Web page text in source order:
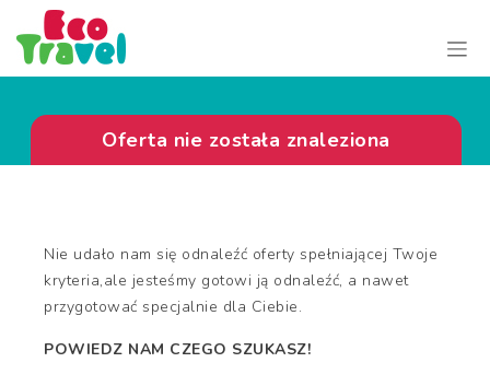
Oferta nie została znaleziona
Nie udało nam się odnaleźć oferty spełniającej Twoje
kryteria,ale jesteśmy gotowi ją odnaleźć, a nawet
przygotować specjalnie dla Ciebie.
POWIEDZ NAM CZEGO SZUKASZ!